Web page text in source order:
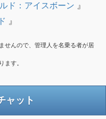
ド：アイスボーン 』
』
せんので、管理人を名乗る者が居
ます。
ャット